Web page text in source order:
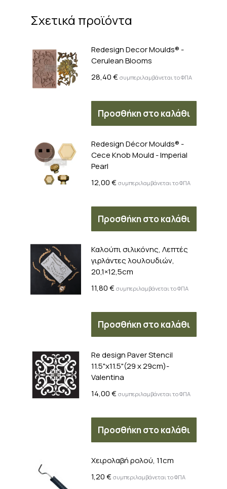
Σχετικά προϊόντα
Redesign Decor Moulds® -
Cerulean Blooms
28,40€ συμπεριλαμβάνεται το ΦΠΑ
Προσθήκη στο καλάθι
Redesign Décor Moulds® -
Cece Knob Mould - Imperial
Pearl
12,00€ συμπεριλαμβάνεται το ΦΠΑ
Προσθήκη στο καλάθι
Καλούπι σιλικόνης, Λεπτές
γιρλάντες λουλουδιών,
20,1×12,5cm
11,80€ συμπεριλαμβάνεται το ΦΠΑ
Προσθήκη στο καλάθι
Re design Paver Stencil
11.5"x11.5"(29 x 29cm)-
Valentina
14,00€ συμπεριλαμβάνεται το ΦΠΑ
Προσθήκη στο καλάθι
Χειρολαβή ρολού, 11cm
1,20€ συμπεριλαμβάνεται το ΦΠΑ